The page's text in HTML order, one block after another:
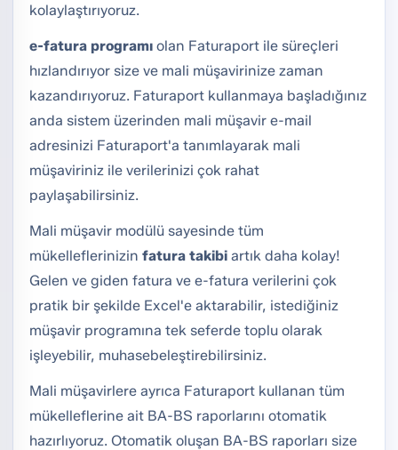
kolaylaştırıyoruz.
e-fatura programı olan Faturaport ile süreçleri
hızlandırıyor size ve mali müşavirinize zaman
kazandırıyoruz. Faturaport kullanmaya başladığınız
anda sistem üzerinden mali müşavir e-mail
adresinizi Faturaport'a tanımlayarak mali
müşaviriniz ile verilerinizi çok rahat
paylaşabilirsiniz.
Mali müşavir modülü sayesinde tüm
mükelleflerinizin fatura takibi artık daha kolay!
Gelen ve giden fatura ve e-fatura verilerini çok
pratik bir şekilde Excel'e aktarabilir, istediğiniz
müşavir programına tek seferde toplu olarak
işleyebilir, muhasebeleştirebilirsiniz.
Mali müşavirlere ayrıca Faturaport kullanan tüm
mükelleflerine ait BA-BS raporlarını otomatik
hazırlıyoruz. Otomatik oluşan BA-BS raporları size